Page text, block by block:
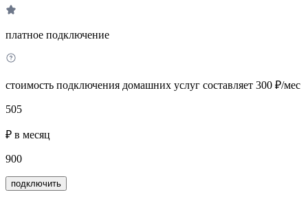
платное подключение
стоимость подключения домашних услуг составляет 300 ₽/мес
505
₽ в месяц
900
подключить